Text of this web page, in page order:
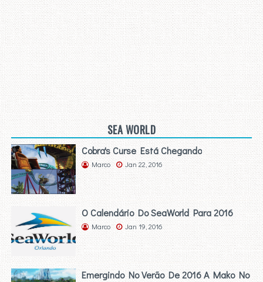
SEA WORLD
Cobra's Curse Está Chegando
Marco Jan 22, 2016
O Calendário Do SeaWorld Para 2016
Marco Jan 19, 2016
Emergindo No Verão De 2016 A Mako No